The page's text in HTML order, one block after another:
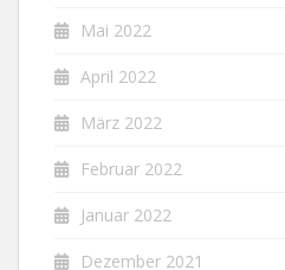
Mai 2022
April 2022
März 2022
Februar 2022
Januar 2022
Dezember 2021